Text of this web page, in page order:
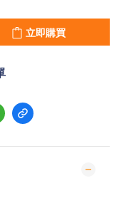
立即購買